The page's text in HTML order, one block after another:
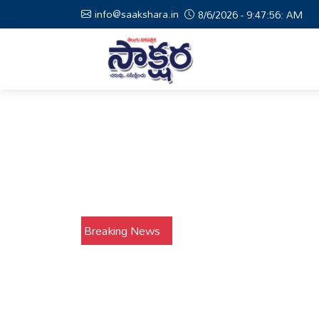
info@saakshara.in 8/6/2026 - 9:47:57: AM
Breaking News